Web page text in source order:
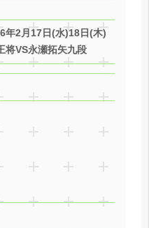
年2月17日(水)18日(木)
将VS永瀬拓矢九段